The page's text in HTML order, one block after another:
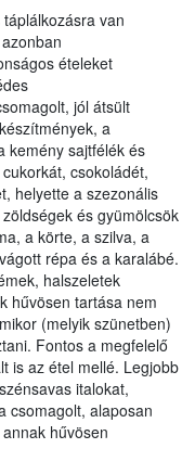
van
ételeket
jól átsült
a
kemény sajtfélék és
csokoládét,
helyette a szezonális
és gyümölcsök
a körte, a szilva, a
répa és a karalábé.
halszeletek
hűvösen tartása nem
(melyik szünetben)
Fontos a megfelelő
is az étel mellé. Legjobb
italokat,
csomagolt, alaposan
hűvösen